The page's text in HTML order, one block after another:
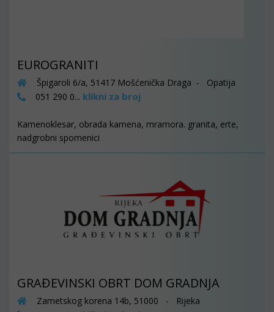
EUROGRANITI
Špigaroli 6/a, 51417 Mošćenička Draga - Opatija
051 290 0... klikni za broj
Kamenoklesar, obrada kamena, mramora. granita, erte,
nadgrobni spomenici
GRAĐEVINSKI OBRT DOM GRADNJA
Zametskog korena 14b, 51000 - Rijeka